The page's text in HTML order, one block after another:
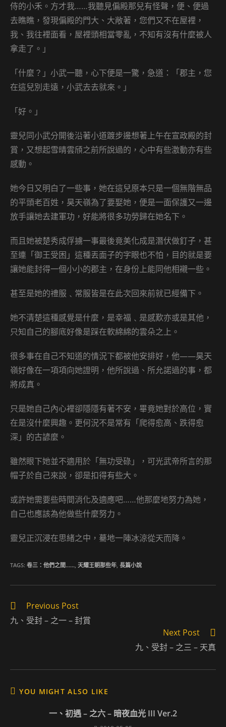
侍的小禾。方才我……我聽見偏殿那兒有怪聲，便、便過
去瞧瞧，發現偏殿的門大、大敞著，您們又不在屋裡，
我、我往裡面看，屋裡頭相當零亂，不知有沒有什麼被人
拿走了。」
「什麼？」小武一聽，心下便是一驚，急道：「郡主，您
在這兒別走遠，小武去去就來。」
「好。」
靈兒同小武分開後沿著小道踱步邊想著上午在宣政殿的封
賞，又想起雪晴雲頎之前所說過的，心中有些激動亦有些
感動。
她今日又明白了一些事，她在這兒原本只是一個無階無品
的平頭老百姓，昊天嶺為了要娶她，便是一面保護又一邊
放手讓她去建軍功，好能將很多功勞歸在她名下。
而且她被楚秀成俘擄一事最後竟美化成是潛伏做釘子，甚
至連「御王受困」這種丟面子的字眼也不怕，目的就是要
讓她能封得一個小小的郡主，在身份上能同他相襯一些。
甚至是她的禮服﹑常服皆是在此次回來前就已經備下。
她不清楚這種感覺是什麼，是幸福﹑是感歎亦或是其他，
只知自己的腳底好像是踩在軟綿綿的雲朵之上。
很多事在自己不知道的情況下都被他安排好，他——昊天
嶺好像在一項項向她證明，他所說過、所允諾過的事，都
將成真。
只是她自己內心裡卻隱隱有著不安，畢竟她對於高位，實
在是沒什麼興趣。更何況不是常有「爬得愈高、跌得愈
深」的古諺麼。
雖然眼下她並不適用於「無功受碌」，可光武帝所言的那
帽子於自己來說，卻是扣得有些大。
或許她需要些時間消化及適應吧……他那麼地努力為她，
自己也應該為他做些什麼努力。
靈兒正沉浸在思緒之中，驀地一陣冰涼從天而降。
TAGS: 卷三：他們之間……, 天耀王朝那些年, 長篇小說
Read
more
articles
Previous Post
九、受封 – 之一 – 封賞
Next Post
九、受封 – 之三 – 天真
YOU MIGHT ALSO LIKE
一、初遇 – 之六 – 暗夜血光 III Ver.2